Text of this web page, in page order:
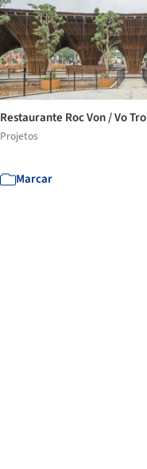
Restaurante Roc Von / Vo
Projetos
Marcar